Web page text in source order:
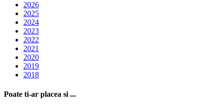
2026
2025
2024
2023
2022
2021
2020
2019
2018
Poate ti-ar placea si ...